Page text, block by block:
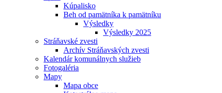
Kúpalisko
Beh od pamätníka k pamätníku
Výsledky
Výsledky 2025
Stráňavské zvesti
Archív Stráňavských zvesti
Kalendár komunálnych služieb
Fotogaléria
Mapy
Mapa obce